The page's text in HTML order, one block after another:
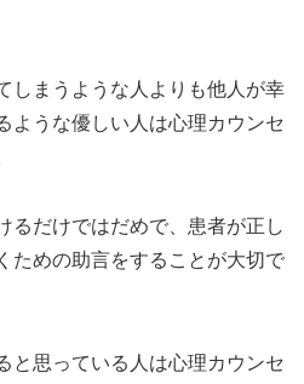
しまうような人よりも他人が幸
ような優しい人は心理カウンセ
るだけではだめで、患者が正し
ための助言をすることが大切で
と思っている人は心理カウンセ